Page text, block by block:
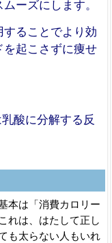
ーズにします。
ることでより効
起こさずに痩せ
酸に分解する反
本は「消費カロリー
れは、はたして正し
も太らない人もいれ